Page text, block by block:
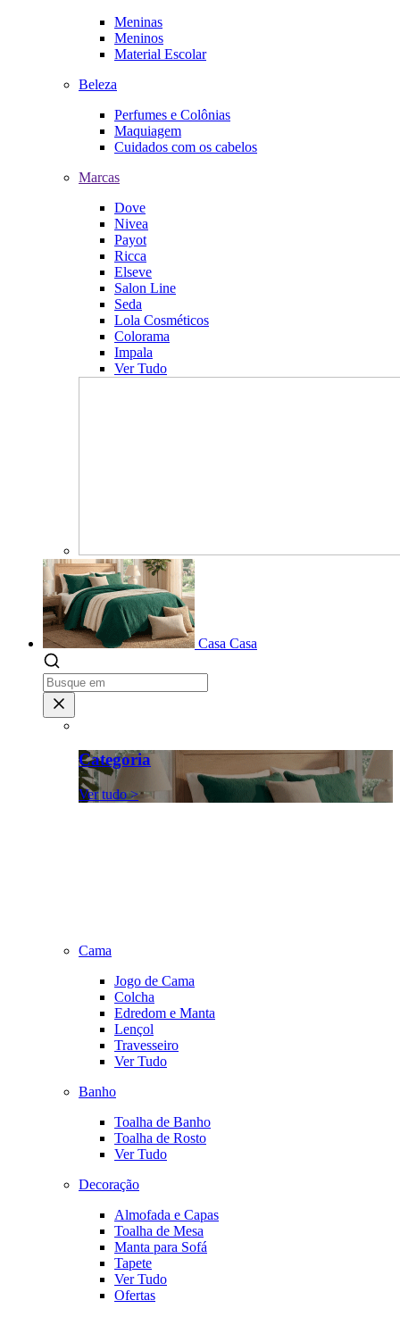
Meninas
Meninos
Material Escolar
Beleza
Perfumes e Colônias
Maquiagem
Cuidados com os cabelos
Marcas
Dove
Nivea
Payot
Ricca
Elseve
Salon Line
Seda
Lola Cosméticos
Colorama
Impala
Ver Tudo
Casa Casa
Categoria
Ver tudo >
Cama
Jogo de Cama
Colcha
Edredom e Manta
Lençol
Travesseiro
Ver Tudo
Banho
Toalha de Banho
Toalha de Rosto
Ver Tudo
Decoração
Almofada e Capas
Toalha de Mesa
Manta para Sofá
Tapete
Ver Tudo
Ofertas